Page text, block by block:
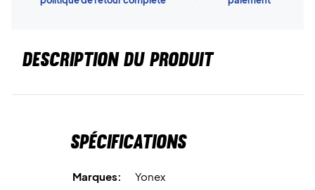
DESCRIPTION DU PRODUIT
Spécifications
Marques:
Yonex